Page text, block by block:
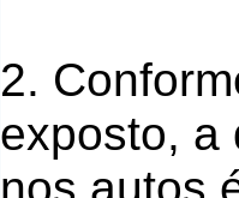
2.
exposto, a
nos autos